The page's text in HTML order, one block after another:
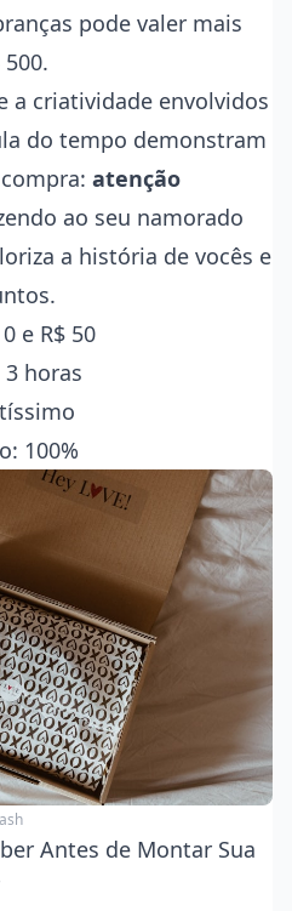
pode valer mais
a criatividade envolvidos
do tempo demonstram
atenção
ao seu namorado
a história de vocês e
e R$ 50
horas
100%
Antes de Montar Sua